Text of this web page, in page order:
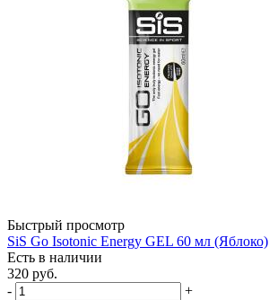
Быстрый просмотр
SiS Go Isotonic Energy GEL 60 мл (Яблоко)
Есть в наличии
320 руб.
-
+